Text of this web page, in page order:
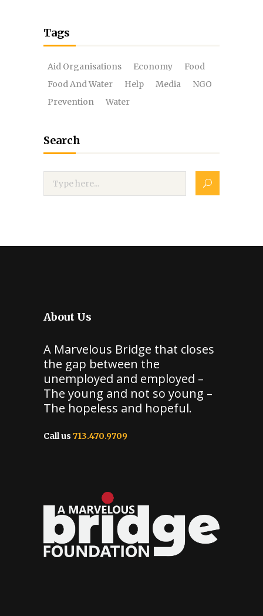
Tags
Aid Organisations Economy
Food
Food And Water
Help Media
NGO
Prevention
Water
Search
About Us
A Marvelous Bridge that closes
the gap between the
unemployed and employed –
The young and not so young –
The hopeless and hopeful.
Call us 713.470.9709